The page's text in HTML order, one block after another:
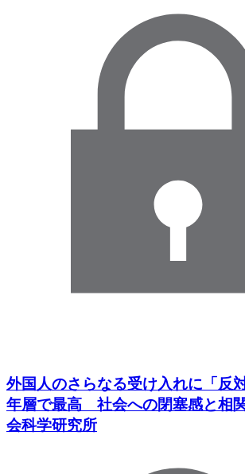
外国人のさらなる受け入れに「反
年層で最高 社会への閉塞感と相
会科学研究所